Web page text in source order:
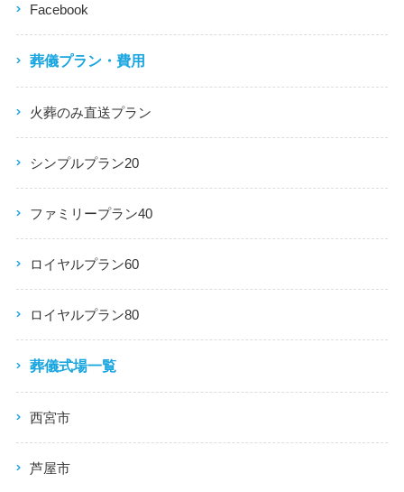
Facebook
葬儀プラン・費用
火葬のみ直送プラン
シンプルプラン20
ファミリープラン40
ロイヤルプラン60
ロイヤルプラン80
葬儀式場一覧
西宮市
芦屋市